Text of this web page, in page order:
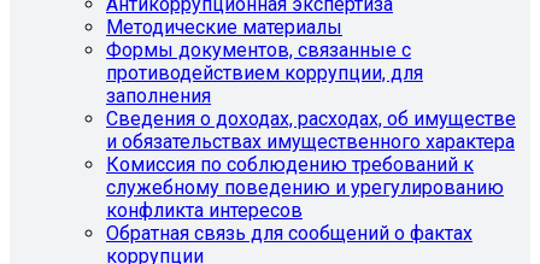
Методические материалы
Формы документов, связанные с
противодействием коррупции, для
заполнения
Сведения о доходах, расходах, об имуществе
и обязательствах имущественного характера
Комиссия по соблюдению требований к
служебному поведению и урегулированию
конфликта интересов
Обратная связь для сообщений о фактах
коррупции